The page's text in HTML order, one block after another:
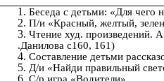
Беседа с детьми: «Для чего
П/и «Красный, желтый,
Чтение худ. произведений.
.Данилова с160, 161)
Составление детьми
Д/и «Найди правильный